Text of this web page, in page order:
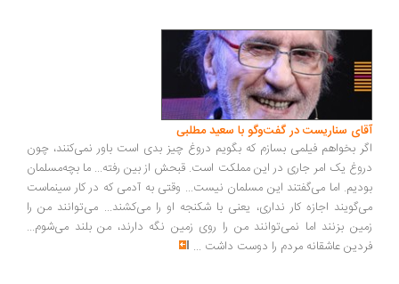
آقای سناریست در گفت‌وگو با سعید مطلبی
اگر بخواهم فیلمی بسازم که بگویم دروغ چیز بدی است باور نمی‌کنند، چون
دروغ یک امر جاری در این مملکت است. قبحش از بین رفته... ما بچه‌مسلمان
بودیم. اما می‌گفتند این مسلمان نیست... وقتی به آدمی که در کار سینماست
می‌گویند اجازه کار نداری، یعنی با شکنجه او را می‌کشند... می‌توانند من را
زمین بزنند اما نمی‌توانند من را روی زمین نگه دارند، من بلند می‌شوم...
فردین عاشقانه مردم را دوست داشت ...